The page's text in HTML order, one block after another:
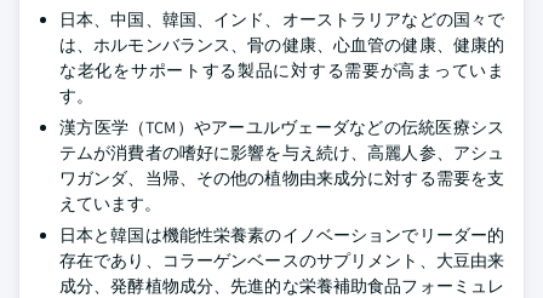
日本、中国、韓国、インド、オーストラリアなどの国々で
は、ホルモンバランス、骨の健康、心血管の健康、健康的
な老化をサポートする製品に対する需要が高まっていま
す。
漢方医学（TCM）やアーユルヴェーダなどの伝統医療シス
テムが消費者の嗜好に影響を与え続け、高麗人参、アシュ
ワガンダ、当帰、その他の植物由来成分に対する需要を支
えています。
日本と韓国は機能性栄養素のイノベーションでリーダー的
存在であり、コラーゲンベースのサプリメント、大豆由来
成分、発酵植物成分、先進的な栄養補助食品フォーミュレ